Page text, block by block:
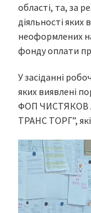
області, та, за
діяльності яких
неоформлених
фонду оплати
У засіданні
яких виявлені
ФОП ЧИСТЯКОВ
ТРАНС ТОРГ”,